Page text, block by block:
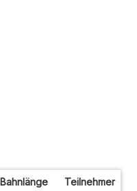
Bahnlänge Teilnehmer